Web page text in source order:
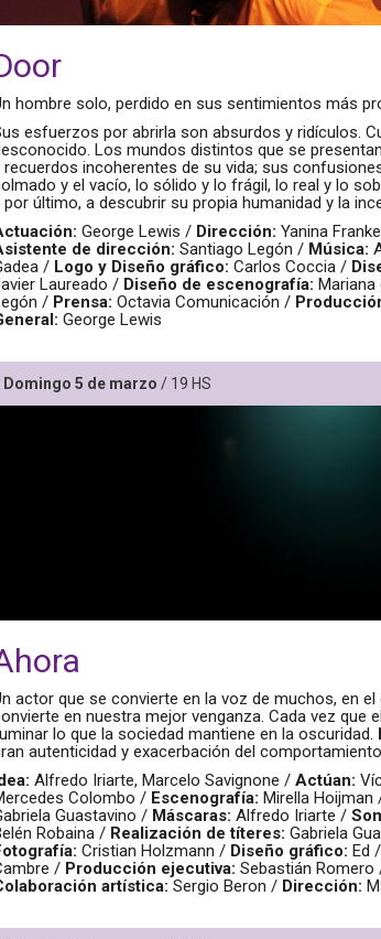
hombre solo, perdido en sus sentimientos más
esfuerzos por abrirla son absurdos y ridículos.
Los mundos distintos que se
recuerdos incoherentes de su vida; sus
y el vacío, lo sólido y lo frágil, lo real y lo
por último, a descubrir su propia humanidad y la
George Lewis / Dirección: Yanina
de dirección: Santiago Legón / Música:
/ Logo y Diseño gráfico: Carlos Coccia /
Laureado / Diseño de escenografía: Mariana
/ Prensa: Octavia Comunicación /
George Lewis
Domingo 5 de marzo / 19 HS
actor que se convierte en la voz de muchos, en
en nuestra mejor venganza. Cada vez que
lo que la sociedad mantiene en la oscuridad.
autenticidad y exacerbación del
Alfredo Iriarte, Marcelo Savignone /Actúan:
Colombo / Escenografía: Mirella Hoijman
Guastavino / Máscaras: Alfredo Iriarte /
Robaina / Realización de títeres: Gabriela
Cristian Holzmann / Diseño gráfico: Ed /
/ Producción ejecutiva: Sebastián Romero
artística: Sergio Beron / Dirección: